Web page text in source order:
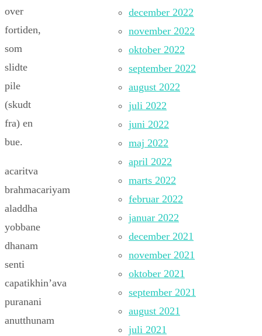
over
fortiden,
som
slidte
pile
(skudt
fra) en
bue.
acaritva
brahmacariyam
aladdha
yobbane
dhanam
senti
capatikhin’ava
puranani
anutthunam
december 2022
november 2022
oktober 2022
september 2022
august 2022
juli 2022
juni 2022
maj 2022
april 2022
marts 2022
februar 2022
januar 2022
december 2021
november 2021
oktober 2021
september 2021
august 2021
juli 2021